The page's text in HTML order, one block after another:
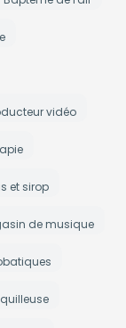
vidéo
et sirop
de musique